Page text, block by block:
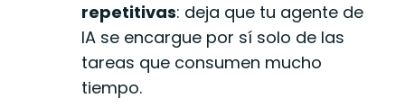
repetitivas: deja que tu agente de
IA se encargue por sí solo de las
tareas que consumen mucho
tiempo.